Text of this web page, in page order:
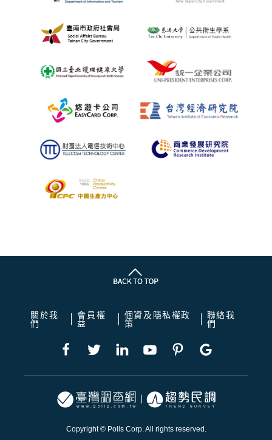
關於我
們
會員權
益
個資及隱私權政
策
聯絡我
們
Copyright © Polls Corp. All rights reserved.